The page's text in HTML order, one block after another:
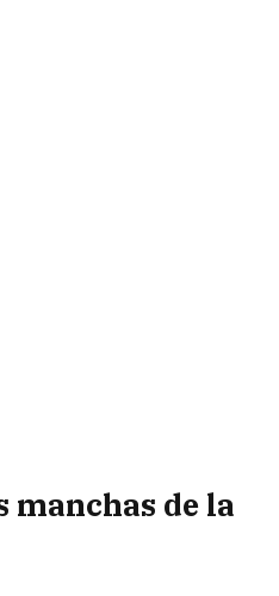
manchas de la